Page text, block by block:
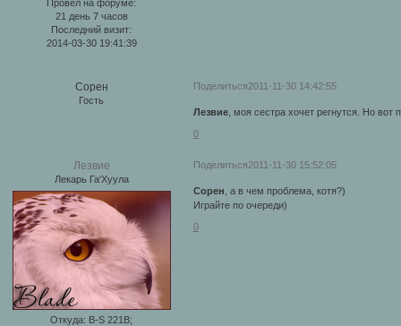
Провел на форуме:
21 день 7 часов
Последний визит:
2014-03-30 19:41:39
Поделиться2011-11-30 14:42:55
Сорен
Гость
Лезвие, моя сестра хочет регнутся. Но
0
Поделиться2011-11-30 15:52:05
Лезвие
Лекарь Га'Хуула
Откуда: B-S 221B;
Сорен , а в чем проблема, котя?)
Играйте по очереди)
0